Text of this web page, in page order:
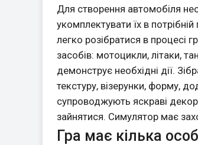
Для створення автомобіля
укомплектувати їх в
легко розібратися в процесі
засобів: мотоцикли, літаки,
демонструє необхідні дії.
текстуру, візерунки, форму,
супроводжують яскраві
зайнятися. Симулятор має
Гра має кілька